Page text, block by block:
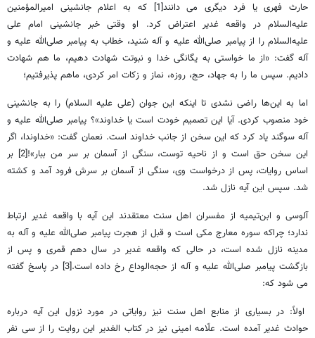
حارث فهری یا فرد دیگری می دانند[1] که به اعلام جانشینی امیرالمؤمنین
علیه‌السلام در واقعه غدیر اعتراض کرد. او وقتی خبر جانشینی امام علی
علیه‌السلام را از پیامبر صلی‌الله علیه و آله شنید، خطاب به پیامبر صلی‌الله علیه و
آله گفت: «از ما خواستی به یگانگی خدا و نبوتت شهادت دهیم، ما هم شهادت
دادیم. سپس ما را به جهاد، حج، روزه، نماز و زکات امر کردی، ماهم پذیرفتیم؛
اما به این‌ها راضی نشدی تا اینکه این جوان (علی علیه السلام) را به جانشینی
خود منصوب کردی. آیا این تصمیم خودت است یا خداوند»؟ پیامبر صلی‌الله علیه و
آله سوگند یاد کرد که این سخن از جانب خداوند است. نعمان گفت: «خداوندا، اگر
این سخن حق است و از ناحیه توست، سنگی از آسمان بر سر من ببار»![2] بر
اساس روایات، پس از درخواست وی، سنگی از آسمان بر سرش فرود آمد و کشته
شد. سپس این آیه نازل شد.
آلوسی و ابن‌تیمیه از مفسران اهل سنت معتقدند این آیه با واقعه غدیر ارتباط
ندارد؛ چراکه سوره معارج مکی است و قبل از هجرت پیامبر صلی‌الله علیه و آله به
مدینه نازل شده است، در حالی که واقعه غدیر در سال دهم قمری و پس از
بازگشت پیامبر صلی‌الله علیه و آله از حجه‌الوداع رخ داده است.[3] در پاسخ گفته
می شود که:
اولاً: در بسیاری از منابع اهل سنت نیز روایاتی در مورد نزول این آیه درباره
حوادث غدیر آمده است. علّامه امینی نیز در کتاب الغدیر این روایت را از سی نفر